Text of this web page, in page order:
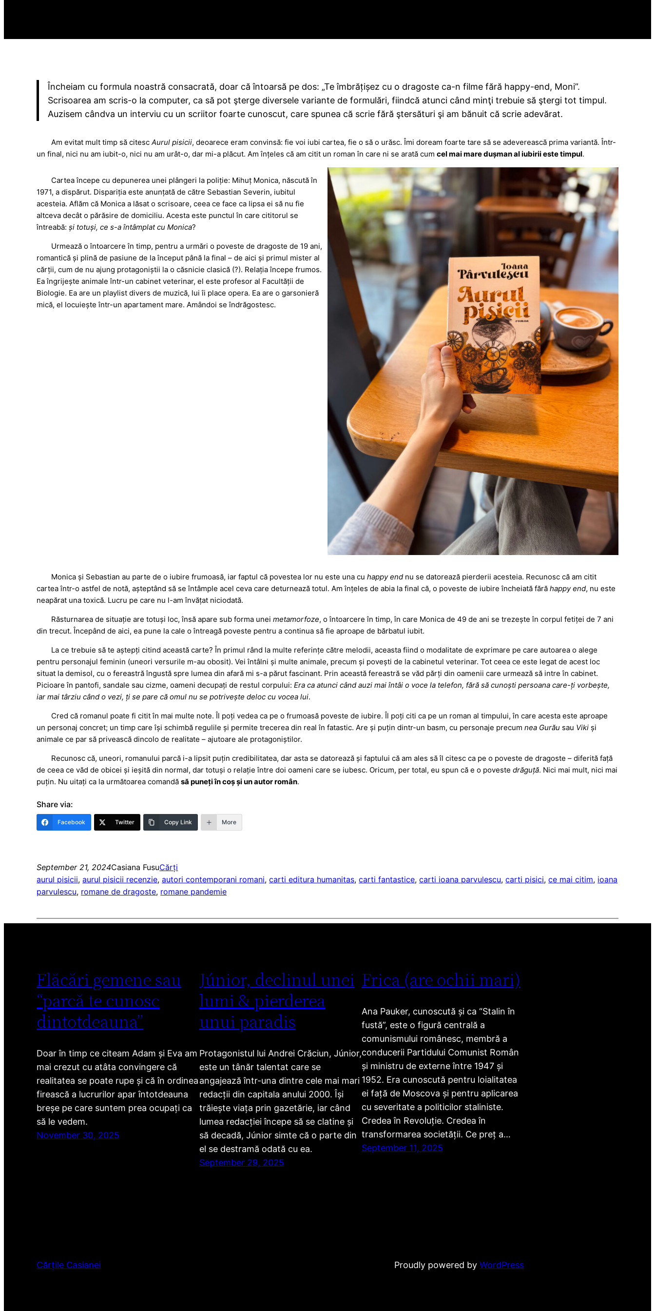
Încheiam cu formula noastră consacrată, doar că întoarsă pe dos: „Te îmbrățișez cu o dragoste ca-n filme fără happy-end, Moni”.
Scrisoarea am scris-o la computer, ca să pot şterge diversele variante de formulări, fiindcă atunci când minţi trebuie să ştergi tot timpul.
Auzisem cândva un interviu cu un scriitor foarte cunoscut, care spunea că scrie fără ştersături şi am bănuit că scrie adevărat.
Am evitat mult timp să citescAurul pisicii, deoarece eram convinsă: fie voi iubi cartea, fie o să o urăsc. Îmi doream foarte tare să se adeverească prima variantă. Într-
un final, nici nu am iubit-o, nici nu am urât-o, dar mi-a plăcut. Am înțeles că am citit un roman în care ni se arată cumcel mai mare dușman al iubirii este timpul.
Cartea începe cu depunerea unei plângeri la poliție: Mihuț Monica, născută în
1971, a dispărut. Dispariția este anunțată de către Sebastian Severin, iubitul
acesteia. Aflăm că Monica a lăsat o scrisoare, ceea ce face ca lipsa ei să nu fie
altceva decât o părăsire de domiciliu. Acesta este punctul în care cititorul se
întreabă:și totuși, ce s-a întâmplat cu Monica?
Urmează o întoarcere în timp, pentru a urmări o poveste de dragoste de 19 ani,
romantică și plină de pasiune de la început până la final – de aici și primul mister al
cărții, cum de nu ajung protagoniștii la o căsnicie clasică (?). Relația începe frumos.
Ea îngrijește animale într-un cabinet veterinar, el este profesor al Facultății de
Biologie. Ea are un playlist divers de muzică, lui îi place opera. Ea are o garsonieră
mică, el locuiește într-un apartament mare. Amândoi se îndrăgostesc.
Monica și Sebastian au parte de o iubire frumoasă, iar faptul că povestea lor nu este una cuhappy end nu se datorează pierderii acesteia. Recunosc că am citit
cartea într-o astfel de notă, așteptând să se întâmple acel ceva care deturnează totul. Am înțeles de abia la final că, o poveste de iubire încheiată fărăhappy end, nu este
neapărat una toxică. Lucru pe care nu l-am învățat niciodată.
Răsturnarea de situație are totuși loc, însă apare sub forma uneimetamorfoze, o întoarcere în timp, în care Monica de 49 de ani se trezește în corpul fetiței de 7 ani
din trecut. Începând de aici, ea pune la cale o întreagă poveste pentru a continua să fie aproape de bărbatul iubit.
La ce trebuie să te aștepți citind această carte? În primul rând la multe referințe către melodii, aceasta fiind o modalitate de exprimare pe care autoarea o alege
pentru personajul feminin (uneori versurile m-au obosit). Vei întâlni și multe animale, precum și povești de la cabinetul veterinar. Tot ceea ce este legat de acest loc
situat la demisol, cu o fereastră îngustă spre lumea din afară mi s-a părut fascinant. Prin această fereastră se văd părți din oamenii care urmează să intre în cabinet.
Picioare în pantofi, sandale sau cizme, oameni decupați de restul corpului:Era ca atunci când auzi mai întâi o voce la telefon, fără să cunoști persoana care-ți vorbește,
iar mai târziu când o vezi, ți se pare că omul nu se potrivește deloc cu vocea lui.
Cred că romanul poate fi citit în mai multe note. Îl poți vedea ca pe o frumoasă poveste de iubire. Îl poți citi ca pe un roman al timpului, în care acesta este aproape
un personaj concret; un timp care își schimbă regulile și permite trecerea din real în fatastic. Are și puțin dintr-un basm, cu personaje precumnea Gurău sau Viki și
animale ce par să privească dincolo de realitate – ajutoare ale protagoniștilor.
Recunosc că, uneori, romanului parcă i-a lipsit puțin credibilitatea, dar asta se datorează și faptului că am ales să îl citesc ca pe o poveste de dragoste – diferită față
de ceea ce văd de obicei și ieșită din normal, dar totuși o relație între doi oameni care se iubesc. Oricum, per total, eu spun că e o povestedrăguță. Nici mai mult, nici mai
puțin. Nu uitați ca la următoarea comandăsă puneți în coș și un autor român.
Share via:
Facebook Twitter Copy Link More
September 21, 2024Casiana FusuCărți
aurul pisicii, aurul pisicii recenzie, autori contemporani romani, carti editura humanitas, carti fantastice, carti ioana parvulescu, carti pisici, ce mai citim, ioana
parvulescu, romane de dragoste, romane pandemie
Flăcări gemene sau
“parcă te cunosc
dintotdeauna”
Doar în timp ce citeam Adam și Eva am
mai crezut cu atâta convingere că
realitatea se poate rupe și că în ordinea
firească a lucrurilor apar întotdeauna
breșe pe care suntem prea ocupați ca
să le vedem.
November 30, 2025
Júnior, declinul unei
lumi & pierderea
unui paradis
Protagonistul lui Andrei Crăciun, Júnior,
este un tânăr talentat care se
angajează într-una dintre cele mai mari
redacții din capitala anului 2000. Își
trăiește viața prin gazetărie, iar când
lumea redacției începe să se clatine și
să decadă, Júnior simte că o parte din
el se destramă odată cu ea.
September 29, 2025
Frica (are ochii mari)
Ana Pauker, cunoscută și ca “Stalin în
fustă”, este o figură centrală a
comunismului românesc, membră a
conducerii Partidului Comunist Român
și ministru de externe între 1947 și
1952. Era cunoscută pentru loialitatea
ei față de Moscova și pentru aplicarea
cu severitate a politicilor staliniste.
Credea în Revoluție. Credea în
transformarea societății. Ce preț a…
September 11, 2025
Cărțile Casianei Proudly powered byWordPress